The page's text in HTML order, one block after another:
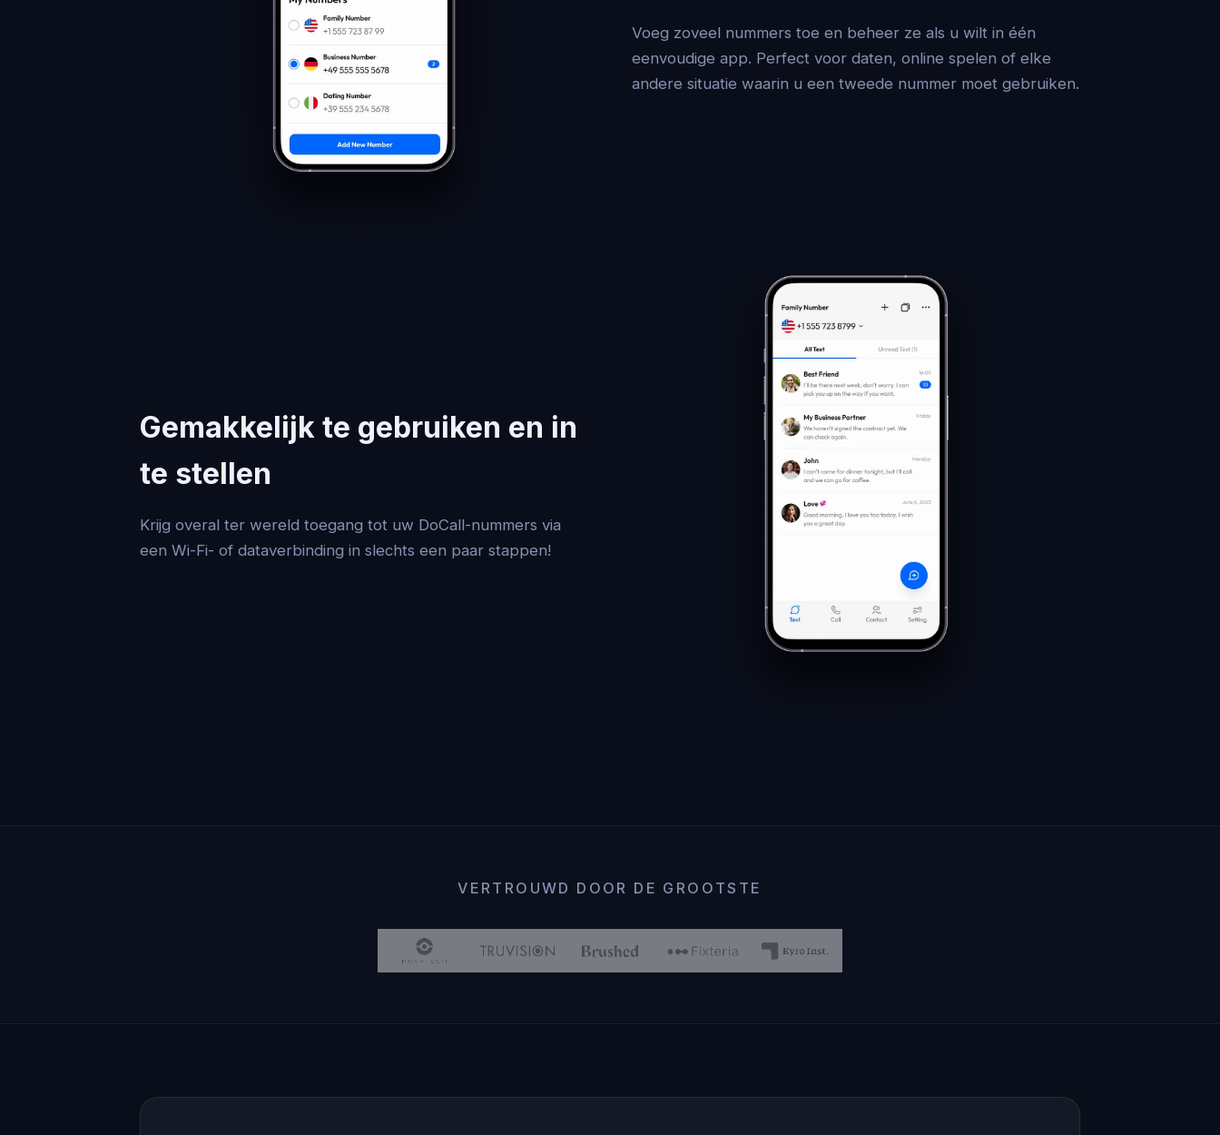
Voeg zoveel nummers toe en beheer ze als u wilt in één
eenvoudige app. Perfect voor daten, online spelen of elke
andere situatie waarin u een tweede nummer moet gebruiken.
Gemakkelijk te gebruiken en in
te stellen
Krijg overal ter wereld toegang tot uw DoCall-nummers via
een Wi-Fi- of dataverbinding in slechts een paar stappen!
VERTROUWD DOOR DE GROOTSTE